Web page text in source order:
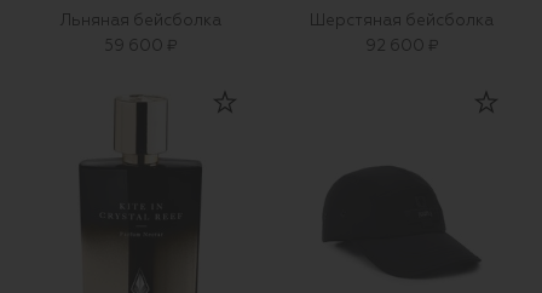
Льняная бейсболка
59 600 ₽
Шерстяная бейсболка
92 600 ₽